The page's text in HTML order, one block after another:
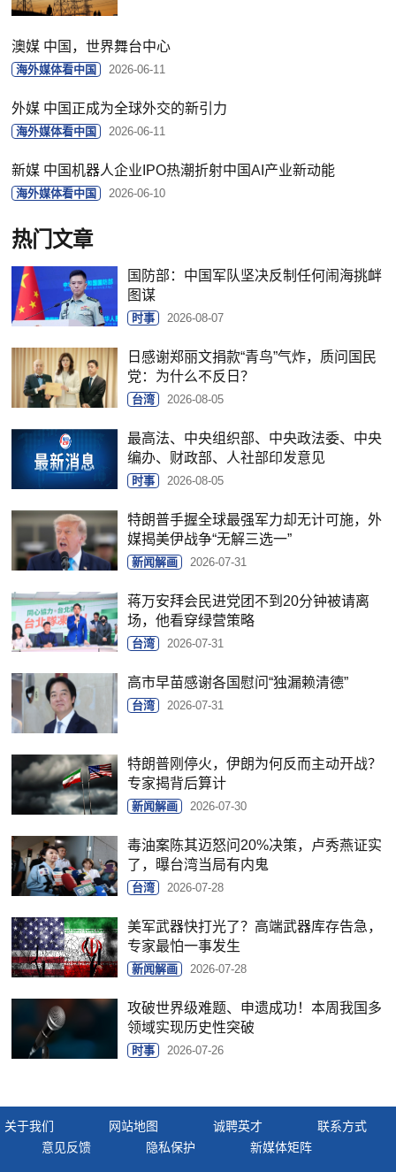
澳媒 中国，世界舞台中心
海外媒体看中国 2026-06-11
外媒 中国正成为全球外交的新引力
海外媒体看中国 2026-06-11
新媒 中国机器人企业IPO热潮折射中国AI产业新动能
海外媒体看中国 2026-06-10
热门文章
国防部：中国军队坚决反制任何闹海挑衅
图谋
时事 2026-08-07
日感谢郑丽文捐款“青鸟”气炸，质问国民
党：为什么不反日？
台湾 2026-08-05
最高法、中央组织部、中央政法委、中央
编办、财政部、人社部印发意见
时事 2026-08-05
特朗普手握全球最强军力却无计可施，外
媒揭美伊战争“无解三选一”
新闻解画 2026-07-31
蒋万安拜会民进党团不到20分钟被请离
场，他看穿绿营策略
台湾 2026-07-31
高市早苗感谢各国慰问“独漏赖清德”
台湾 2026-07-31
特朗普刚停火，伊朗为何反而主动开战？
专家揭背后算计
新闻解画 2026-07-30
毒油案陈其迈怒问20%决策，卢秀燕证实
了，曝台湾当局有内鬼
台湾 2026-07-28
美军武器快打光了？高端武器库存告急，
专家最怕一事发生
新闻解画 2026-07-28
攻破世界级难题、申遗成功！本周我国多
领域实现历史性突破
时事 2026-07-26
关于我们 网站地图 诚聘英才
联系方式
意见反馈
隐私保护 新媒体矩阵